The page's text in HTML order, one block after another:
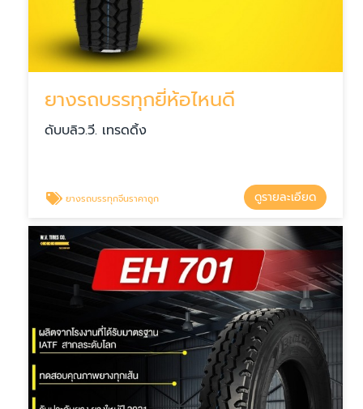
ยางรถบรรทุกยี่ห้อไหนดี
ดับบลิว.วี. เทรดดิ้ง
ยางรถบรรทุกจีนราคาถูก ดูรายละเอียด